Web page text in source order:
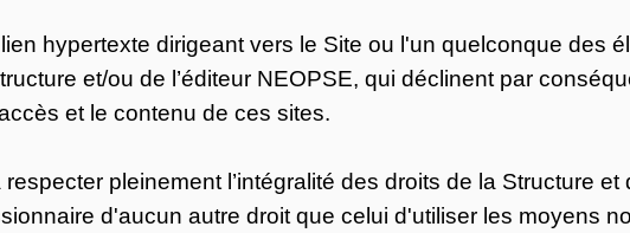
hypertexte dirigeant vers le Site ou l'un quelconque des
et/ou de l’éditeur NEOPSE, qui déclinent par
et le contenu de ces sites.
respecter pleinement l’intégralité des droits de la Structure et
d'aucun autre droit que celui d'utiliser les moyens